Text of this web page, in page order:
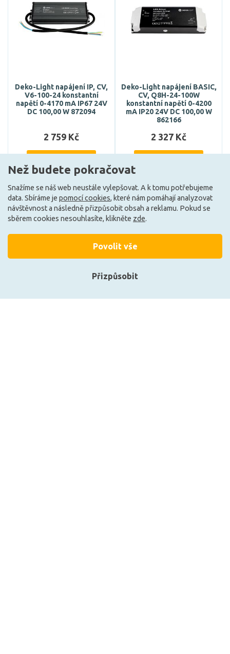
Deko-Light napájení IP, CV,
V6-100-24 konstantní
napětí 0-4170 mA IP67 24V
DC 100,00 W 872094
2 759 Kč
Může být u Vás 19. 8.
Deko-Light napájení BASIC,
CV, Q8H-24-100W
konstantní napětí 0-4200
mA IP20 24V DC 100,00 W
862166
2 327 Kč
Může být u Vás 19. 8.
Než budete pokračovat
Snažíme se náš web neustále vylepšovat. A k tomu potřebujeme
data. Sbíráme je pomocí cookies, které nám pomáhají analyzovat
návštěvnost a následně přizpůsobit obsah a reklamu. Pokud se
sběrem cookies nesouhlasíte, klikněte zde.
Přizpůsobit
Povolit vše